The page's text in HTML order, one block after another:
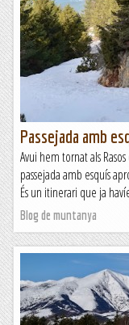
Passejada amb
Avui hem tornat als
passejada amb esquís
És un itinerari que ja
Blog de muntanya